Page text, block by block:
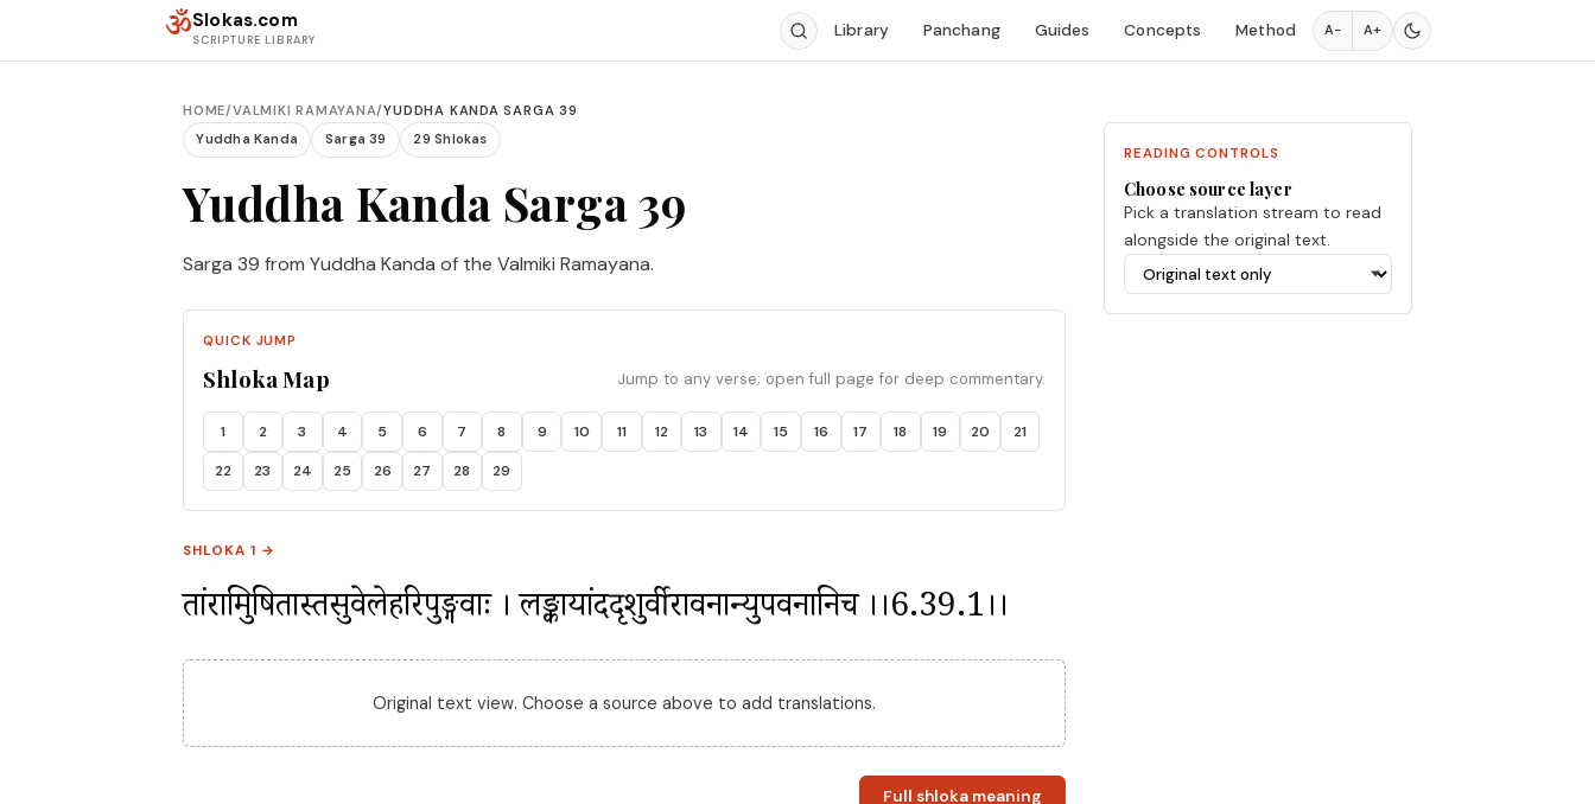
ॐSlokas.com
SCRIPTURE LIBRARY Library Panchang Guides Concepts Method A− A+
HOME/VALMIKI RAMAYANA/YUDDHA KANDA SARGA 39
Yuddha Kanda
Sarga 39 29 Shlokas
Yuddha Kanda Sarga 39
Sarga 39 from Yuddha Kanda of the Valmiki Ramayana.
QUICK JUMP
Shloka Map Jump to any verse; open full page for deep commentary.
1 2 3 4 5 6 7 8 9 10 11 12 13 14 15 16 17 18 19 20 21
22 23 24 25 26 27 28 29
SHLOKA 1 →
तांरात्रिमुषितास्तत्रसुवेलेहरिपुङ्गवाः । लङ्कायांददृशुर्वीरावनान्युपवनानिच ।।6.39.1।।
Original text view. Choose a source above to add translations.
Full shloka meaning
READING CONTROLS
Choose source layer
Pick a translation stream to read
alongside the original text.